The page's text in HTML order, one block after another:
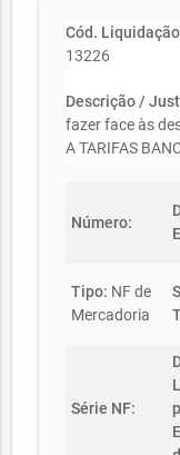
Cód.
13226
Descrição /
fazer face às
A TARIFAS
Número:
Tipo: NF de
Mercadoria
Série NF: